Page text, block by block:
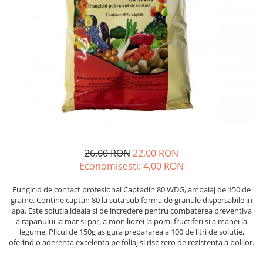
Seminte legume
Plante medicinale
Seminte broccoli
Seminte castraveti
Seminte de Leustean
Seminte de praz
Seminte dovleac decorativ
Seminte dovlecel / dovleac
Seminte fasole
26,00 RON22,00 RON
Economisesti: 4,00 RON
Fungicid de contact profesional Captadin 80 WDG, ambalaj de 150 de
grame. Contine captan 80 la suta sub forma de granule dispersabile in
apa. Este solutia ideala si de incredere pentru combaterea preventiva
a rapanului la mar si par, a moniliozei la pomi fructiferi si a manei la
legume. Plicul de 150g asigura prepararea a 100 de litri de solutie,
oferind o aderenta excelenta pe foliaj si risc zero de rezistenta a bolilor.